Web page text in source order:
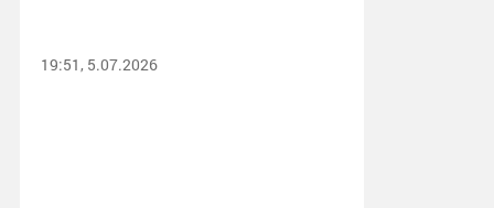
19:51, 5.07.2026